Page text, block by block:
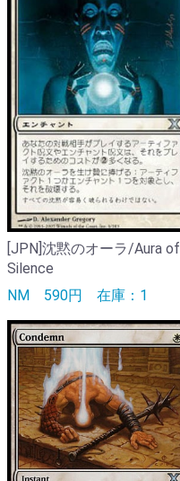
[JPN]沈黙のオーラ/Aura of
Silence
NM 590円 在庫：1